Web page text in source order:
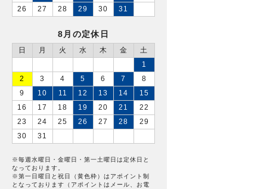
26
27 28 29 30 31
8月の定休日
日 月 火 水 木 金
土
1
2
3 4 5 6 7
8
9
10 11 12 13 14
15
16
17 18 19 20 21
22
23
24 25 26 27 28
29
30
31
※毎週水曜日・金曜日・第一土曜日は定休日と
なっております。
※第一日曜日と祝日（黄色枠）はアポイント制
となっております（アポイントはメール、お電